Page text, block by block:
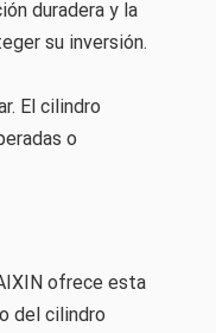
duradera y la
su inversión.
El cilindro
o
ofrece esta
del cilindro